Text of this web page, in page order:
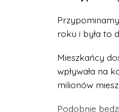
roku i była to
Mieszkańcy
wpływała na
milionów
Podobnie